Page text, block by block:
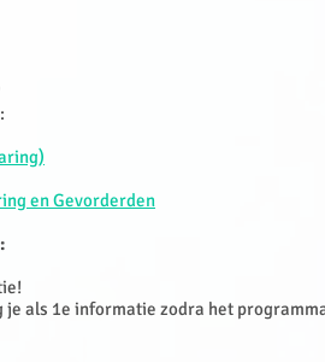
en Gevorderden
als 1e informatie zodra het